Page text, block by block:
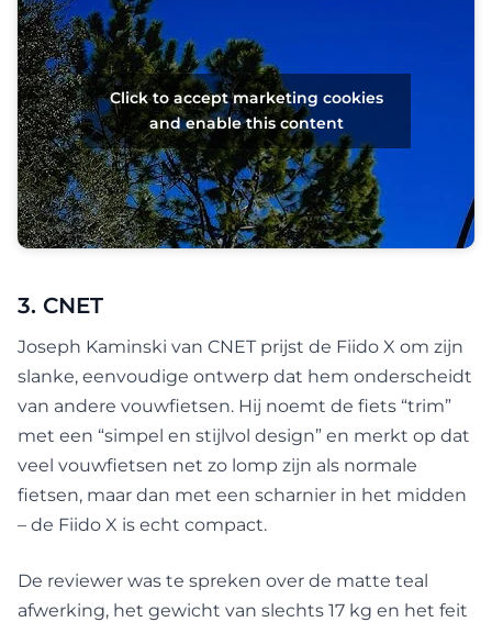
Click to accept marketing cookies
and enable this content
3. CNET
Joseph Kaminski van CNET prijst de Fiido X om zijn
slanke, eenvoudige ontwerp dat hem onderscheidt
van andere vouwfietsen. Hij noemt de fiets “trim”
met een “simpel en stijlvol design” en merkt op dat
veel vouwfietsen net zo lomp zijn als normale
fietsen, maar dan met een scharnier in het midden
– de Fiido X is echt compact.
De reviewer was te spreken over de matte teal
afwerking, het gewicht van slechts 17 kg en het feit